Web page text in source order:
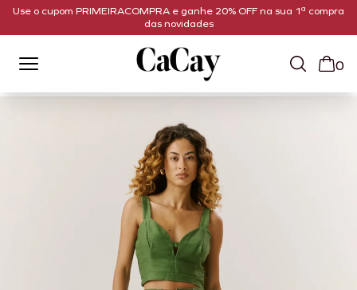
Use o cupom PRIMEIRACOMPRA e ganhe 20% OFF na sua 1ª compra
das novidades
0